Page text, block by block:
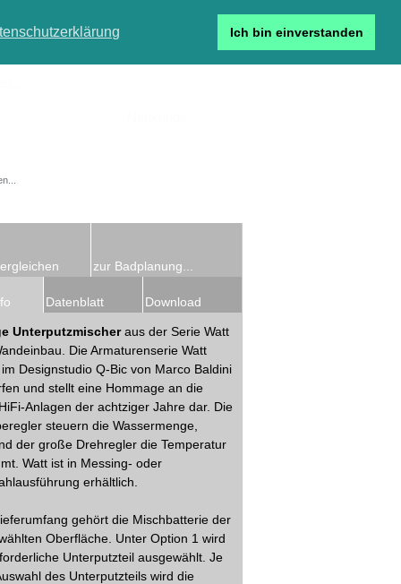
Ich bin einverstanden
zur Badplanung...
Datenblatt Download
Unterputzmischeraus der Serie Watt
Die Armaturenserie Watt
Designstudio Q-Bic von Marco Baldini
und stellt eine Hommage an die
Anlagen der achtziger Jahre dar. Die
steuern die Wassermenge,
der große Drehregler die Temperatur
Watt ist in Messing- oder
erhältlich.
gehört die Mischbatterie der
Oberfläche. Unter Option 1 wird
Unterputzteil ausgewählt. Je
des Unterputzteils wird die